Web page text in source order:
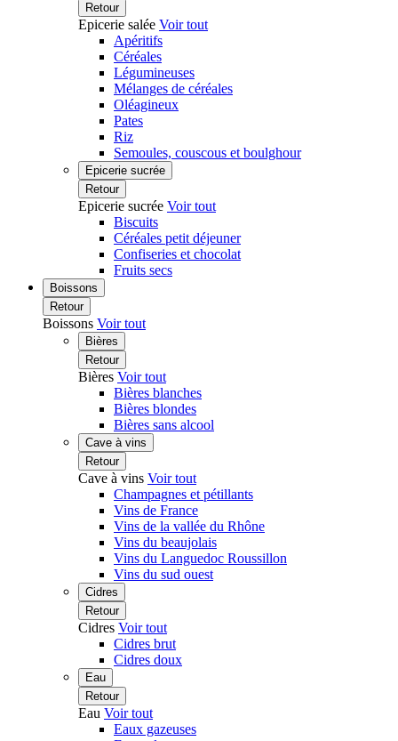
Retour
Epicerie salée Voir tout
Apéritifs
Céréales
Légumineuses
Mélanges de céréales
Oléagineux
Pates
Riz
Semoules, couscous et boulghour
Epicerie sucrée
Retour
Epicerie sucrée Voir tout
Biscuits
Céréales petit déjeuner
Confiseries et chocolat
Fruits secs
Boissons
Retour
Boissons Voir tout
Bières
Retour
Bières Voir tout
Bières blanches
Bières blondes
Bières sans alcool
Cave à vins
Retour
Cave à vins Voir tout
Champagnes et pétillants
Vins de France
Vins de la vallée du Rhône
Vins du beaujolais
Vins du Languedoc Roussillon
Vins du sud ouest
Cidres
Retour
Cidres Voir tout
Cidres brut
Cidres doux
Eau
Retour
Eau Voir tout
Eaux gazeuses